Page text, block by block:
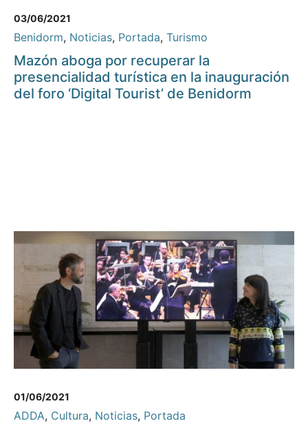
03/06/2021
Benidorm, Noticias, Portada, Turismo
Mazón aboga por recuperar la
presencialidad turística en la inauguración
del foro ‘Digital Tourist’ de Benidorm
01/06/2021
ADDA, Cultura, Noticias, Portada